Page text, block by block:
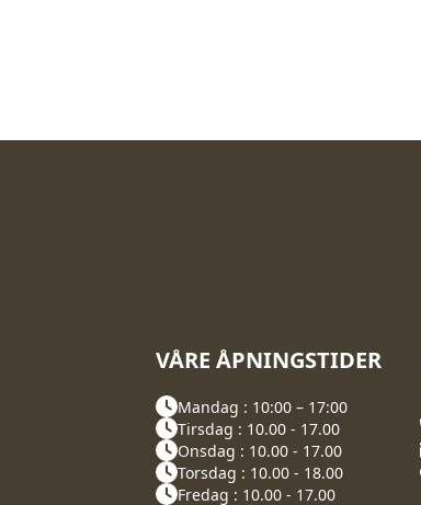
VÅRE ÅPNINGSTIDER
Mandag : 10:00 – 17:00
Tirsdag : 10.00 - 17.00
Onsdag : 10.00 - 17.00
Torsdag : 10.00 - 18.00
Fredag : 10.00 - 17.00